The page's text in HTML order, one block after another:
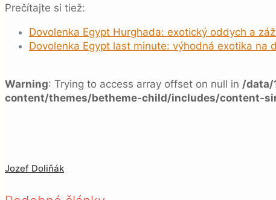
Prečítajte si tiež:
Dovolenka Egypt Hurghada: exotický oddych a
Dovolenka Egypt last minute: výhodná exotika na
Warning: Trying to access array offset on null in /data/
content/themes/betheme-child/includes/content-
Jozef Doliňák